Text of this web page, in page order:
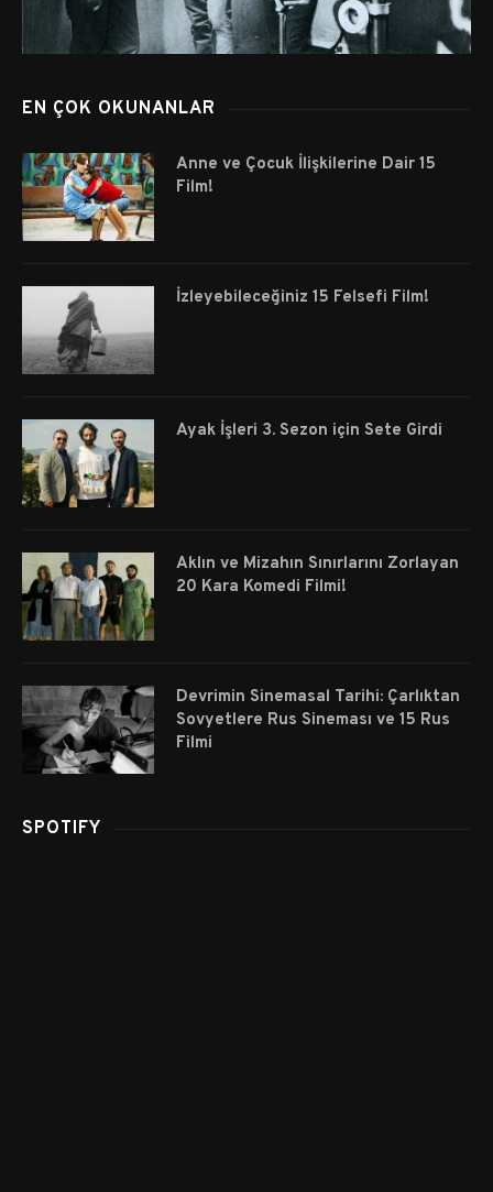
EN ÇOK OKUNANLAR
Anne ve Çocuk İlişkilerine Dair 15
Film!
İzleyebileceğiniz 15 Felsefi Film!
Ayak İşleri 3. Sezon için Sete Girdi
Aklın ve Mizahın Sınırlarını Zorlayan
20 Kara Komedi Filmi!
Devrimin Sinemasal Tarihi: Çarlıktan
Sovyetlere Rus Sineması ve 15 Rus
Filmi
SPOTIFY